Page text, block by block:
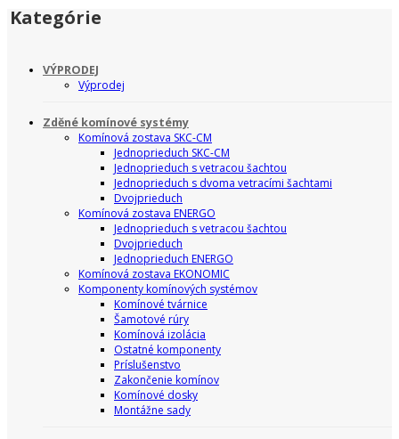
Kategórie
VÝPRODEJ
Výprodej
Zděné komínové systémy
Komínová zostava SKC-CM
Jednoprieduch SKC-CM
Jednoprieduch s vetracou šachtou
Jednoprieduch s dvoma vetracími šachtami
Dvojprieduch
Komínová zostava ENERGO
Jednoprieduch s vetracou šachtou
Dvojprieduch
Jednoprieduch ENERGO
Komínová zostava EKONOMIC
Komponenty komínových systémov
Komínové tvárnice
Šamotové rúry
Komínová izolácia
Ostatné komponenty
Príslušenstvo
Zakončenie komínov
Komínové dosky
Montážne sady